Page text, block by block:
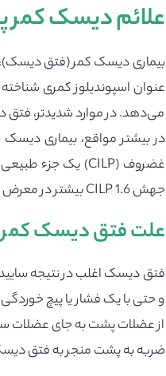
علائم دیسک
بیماری دیسک کمر (فتق
عنوان اسپوندیلوز کمری
می‌دهد. در موارد شدیدتر،
در بیشتر مواقع، بیماری
جهش CILP 1.6 بیشتر در معرض ابتلا به این بیماری هستند.
علت فتق دیسک
فتق دیسک اغلب در نتیجه
و حتی با یک فشار یا پیچ
از عضلات پشت به جای عضلات
ضربه به پشت منجر به فتق